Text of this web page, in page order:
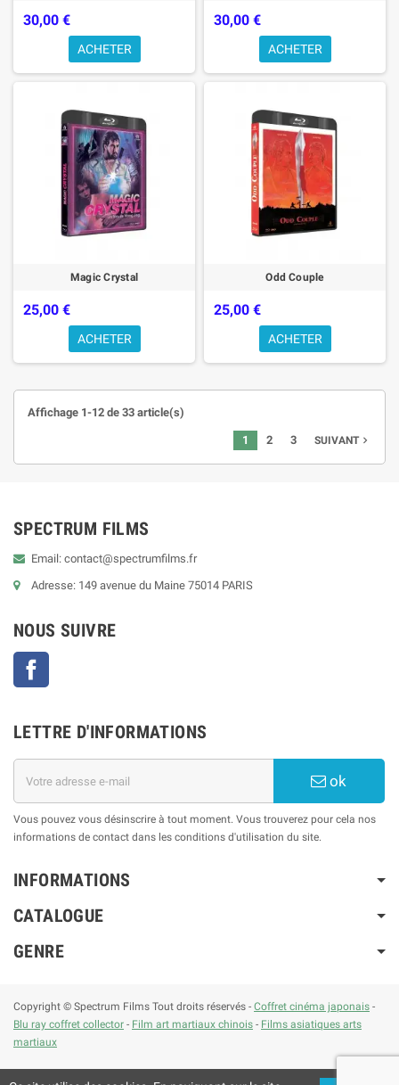
30,00 €
ACHETER
30,00 €
ACHETER
Magic Crystal
25,00 €
ACHETER
Odd Couple
25,00 €
ACHETER
Affichage 1-12 de 33 article(s)
1 2 3 SUIVANT
SPECTRUM FILMS
Email: contact@spectrumfilms.fr
Adresse: 149 avenue du Maine 75014 PARIS
NOUS SUIVRE
LETTRE D'INFORMATIONS
ok
Vous pouvez vous désinscrire à tout moment. Vous trouverez pour cela nos
informations de contact dans les conditions d'utilisation du site.
INFORMATIONS
CATALOGUE
GENRE
Copyright © Spectrum Films Tout droits réservés - Coffret cinéma japonais -
Blu ray coffret collector - Film art martiaux chinois - Films asiatiques arts
martiaux